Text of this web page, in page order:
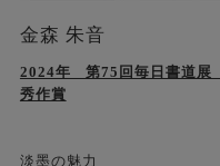
金森 朱音
2024年 第75回毎日書道展
秀作賞
淡墨の魅力